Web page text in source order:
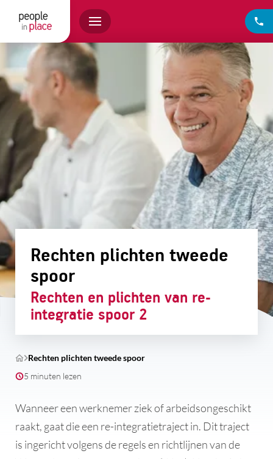
Rechten plichten tweede
spoor
Rechten en plichten van re-
integratie spoor 2
Rechten plichten tweede spoor
5 minuten lezen
Wanneer een werknemer ziek of arbeidsongeschikt
raakt, gaat die een re-integratietraject in. Dit traject
is ingericht volgens de regels en richtlijnen van de